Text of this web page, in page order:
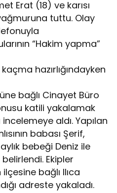
Erat (18) ve karısı
tuttu. Olay
“Hakim yapma”
hazırlığındayken
bağlı Cinayet Büro
katili yakalamak
aldı. Yapılan
babası Şerif,
bebeği Deniz ile
Ekipler
ilçesine bağlı Ilıca
adreste yakaladı.